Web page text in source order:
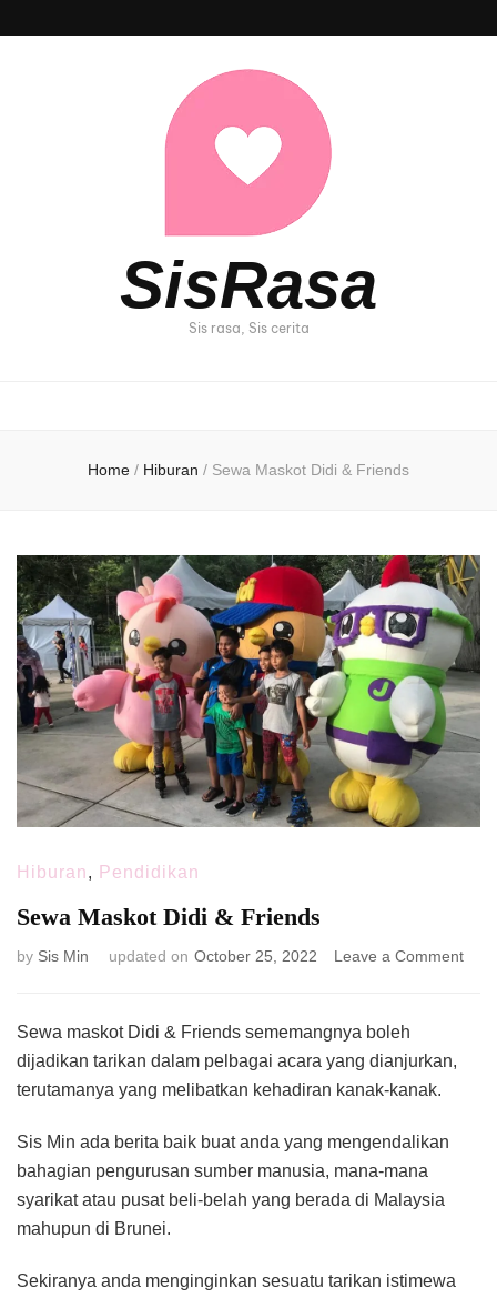
SisRasa
Sis rasa, Sis cerita
Home / Hiburan / Sewa Maskot Didi & Friends
Hiburan, Pendidikan
Sewa Maskot Didi & Friends
by Sis Min updated on October 25, 2022 Leave a Commenton
Sewa maskot Didi & Friends sememangnya boleh
dijadikan tarikan dalam pelbagai acara yang dianjurkan,
terutamanya yang melibatkan kehadiran kanak-kanak.
Sis Min ada berita baik buat anda yang mengendalikan
bahagian pengurusan sumber manusia, mana-mana
syarikat atau pusat beli-belah yang berada di Malaysia
mahupun di Brunei.
Sekiranya anda menginginkan sesuatu tarikan istimewa